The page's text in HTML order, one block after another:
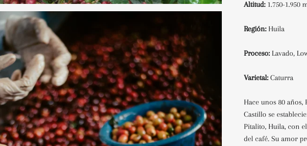
Altitud: 1.750-1.950
Región: Huila
Proceso: Lavado,
Varietal: Caturra
Hace unos 80
Castillo se
Pitalito, Huila, con
del café. Su amor